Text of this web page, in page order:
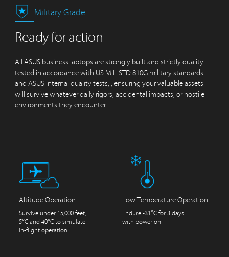
Military Grade
Ready for action
All ASUS business laptops are strongly built and strictly quality-
tested in accordance with US MIL-STD 810G military standards
and ASUS internal quality tests, , ensuring your valuable assets
will survive whatever daily rigors, accidental impacts, or hostile
environments they encounter.
Altitude Operation
Survive under 15,000 feet,
5°C and 40°C to simulate
in-flight operation
Low Temperature Operation
Endure -31°C for 3 days
with power on